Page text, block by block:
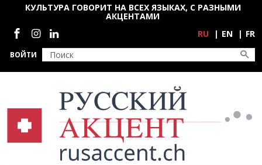
Перейти к основному содержанию
ВОЙТИ
КУЛЬТУРА ГОВОРИТ НА ВСЕХ ЯЗЫКАХ, С РАЗНЫМИ
АКЦЕНТАМИ
Социальные сети
RU EN FR